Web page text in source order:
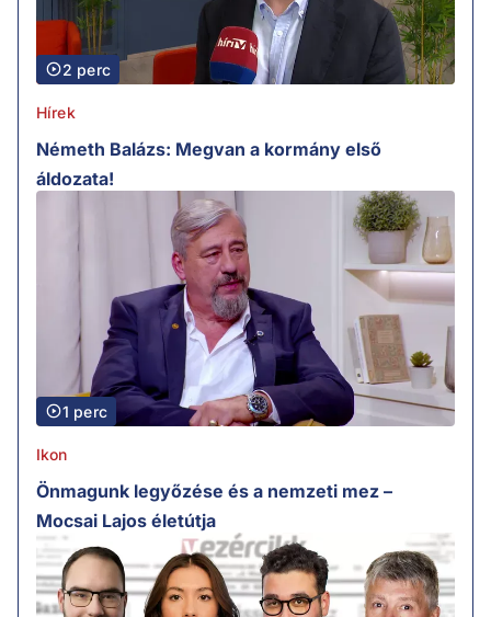
2 perc
Hírek
Németh Balázs: Megvan a kormány első
áldozata!
1 perc
Ikon
Önmagunk legyőzése és a nemzeti mez –
Mocsai Lajos életútja